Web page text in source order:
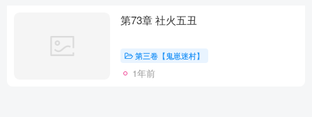
第73章 社火五丑
第三卷【鬼崽迷村】
1年前